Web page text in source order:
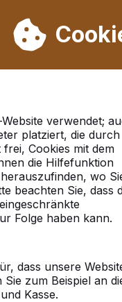
Bitte
verwendet;
platziert, die durch
frei, Cookies mit dem
die Hilfefunktion
wo
beachten Sie, dass
Folge haben kann.
dass unsere
zum Beispiel an
Kasse.